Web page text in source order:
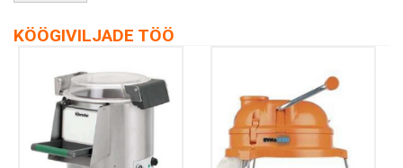
KÖÖGIVILJADE TÖÖ